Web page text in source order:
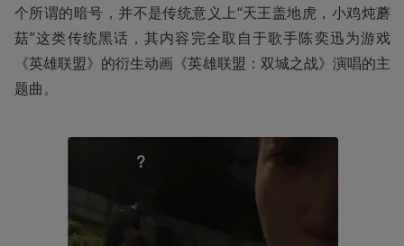
个所谓的暗号，并不是传统意义上“天王盖地虎，小鸡炖蘑
菇”这类传统黑话，其内容完全取自于歌手陈奕迅为游戏
《英雄联盟》的衍生动画《英雄联盟：双城之战》演唱的主
题曲。